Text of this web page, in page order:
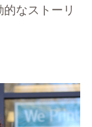
なストーリ